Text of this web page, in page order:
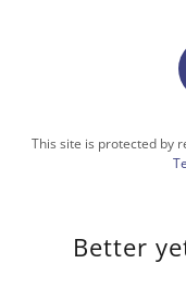
This site is protected by
Better